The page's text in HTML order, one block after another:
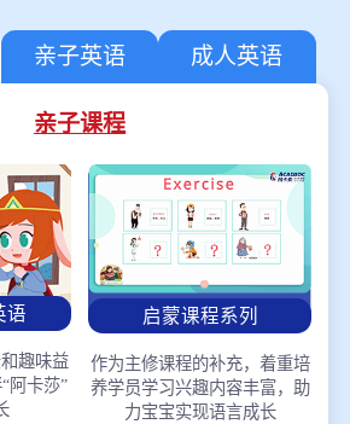
亲子英语 成人英语
亲子课程
语
趣味益
阿卡莎”
启蒙课程系列
作为主修课程的补充，着重培
养学员学习兴趣内容丰富，助
力宝宝实现语言成长